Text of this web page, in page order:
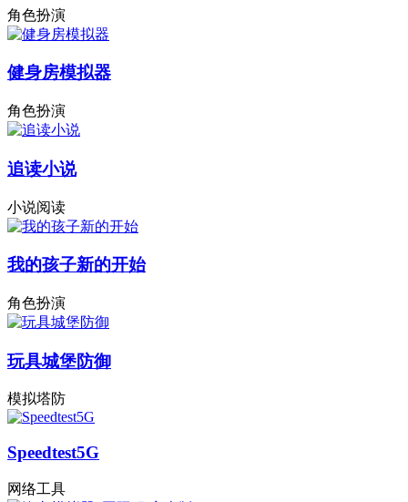
角色扮演
健身房模拟器
角色扮演
追读小说
小说阅读
我的孩子新的开始
角色扮演
玩具城堡防御
模拟塔防
Speedtest5G
网络工具